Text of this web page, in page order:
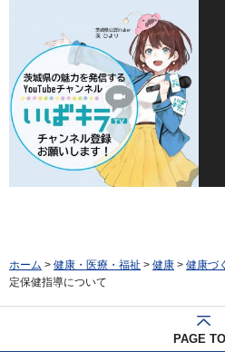
ホーム > 健康・医療・福祉 > 健康 > 健康づ
定保健指導について
PAGE